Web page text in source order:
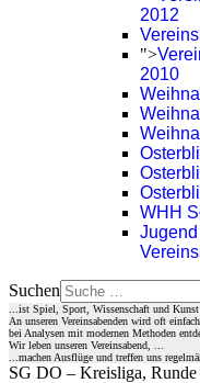
2012
">
2010
WHH
Jugend
Suchen
...ist Spiel, Sport, Wissenschaft und Kunst
An unseren Vereinsabenden wird oft
bei Analysen mit modernen Methoden
Wir leben unseren Vereinsabend, ...
...machen Ausflüge und treffen uns
SG DO – Kreisliga,